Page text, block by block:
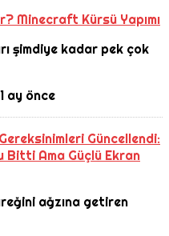
Minecraft Kürsü Yapımı
şimdiye kadar pek çok
1 ay önce
Güncellendi:
Bitti Ama Güçlü Ekran
ağzına getiren